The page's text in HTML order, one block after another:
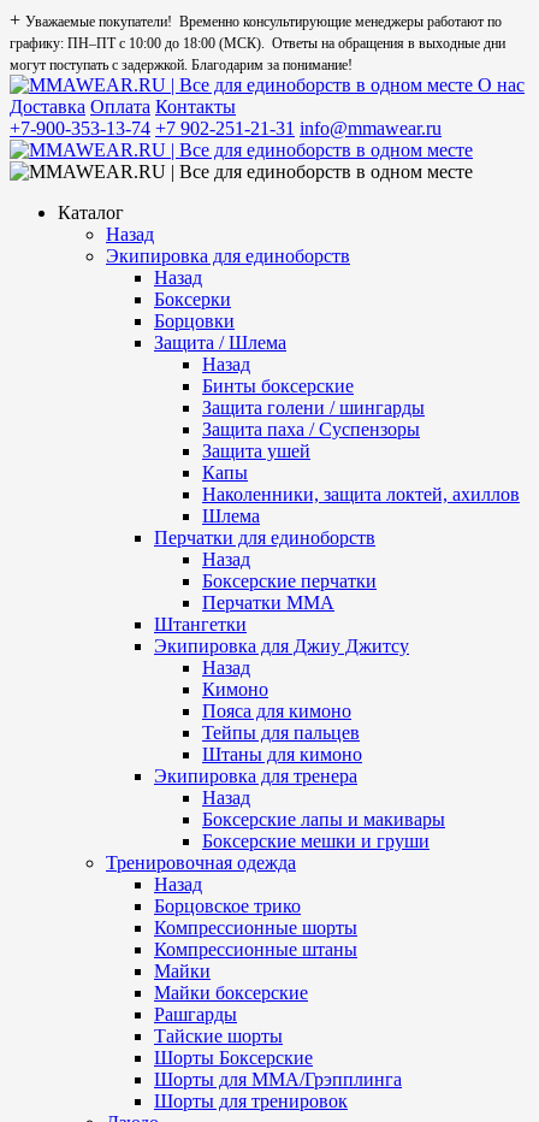
+ Уважаемые покупатели! Временно консультирующие менеджеры работают по
графику: ПН–ПТ с 10:00 до 18:00 (МСК). Ответы на обращения в выходные дни
могут поступать с задержкой. Благодарим за понимание!
О нас
Доставка Оплата Контакты
+7-900-353-13-74 +7 902-251-21-31 info@mmawear.ru
Каталог
Назад
Экипировка для единоборств
Назад
Боксерки
Борцовки
Защита / Шлема
Назад
Бинты боксерские
Защита голени / шингарды
Защита паха / Суспензоры
Защита ушей
Капы
Наколенники, защита локтей, ахиллов
Шлема
Перчатки для единоборств
Назад
Боксерские перчатки
Перчатки ММА
Штангетки
Экипировка для Джиу Джитсу
Назад
Кимоно
Пояса для кимоно
Тейпы для пальцев
Штаны для кимоно
Экипировка для тренера
Назад
Боксерские лапы и макивары
Боксерские мешки и груши
Тренировочная одежда
Назад
Борцовское трико
Компрессионные шорты
Компрессионные штаны
Майки
Майки боксерские
Рашгарды
Тайские шорты
Шорты Боксерские
Шорты для ММА/Грэпплинга
Шорты для тренировок